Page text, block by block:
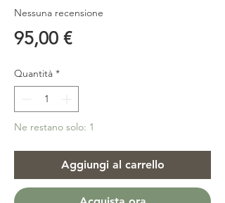
Nessuna recensione
95,00 €Prezzo
Quantità *
Ne restano solo: 1
Aggiungi al carrello